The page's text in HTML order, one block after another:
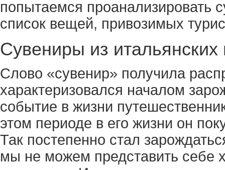
попытаемся проанализировать
список вещей, привозимых
Сувениры из итальянских
Слово «сувенир» получила
характеризовался началом
событие в жизни
этом периоде в его жизни он
Так постепенно стал
мы не можем представить себе